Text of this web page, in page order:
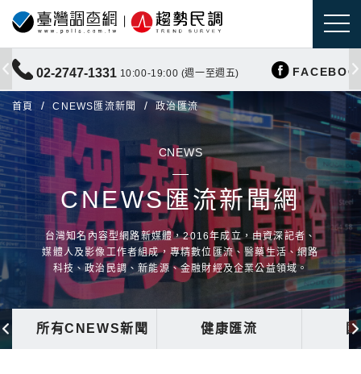
02-2747-1331 10:00-19:00 (週一至週五)
首頁 CNEWS匯流新聞 政治匯流
CNEWS
CNEWS匯流新聞網
台灣知名內容型網路新媒體，2016年成立，由資深記者、
媒體人及影像工作者組成，專精數位匯流、醫藥生活、網路
科技、政治民調、新能源、金融財經及企業公益領域。
所有CNEWS新聞 健康匯流